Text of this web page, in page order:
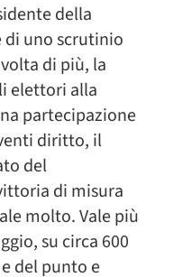
della
di uno scrutinio
di più, la
elettori alla
partecipazione
diritto, il
del
di misura
molto. Vale più
su circa 600
del punto e